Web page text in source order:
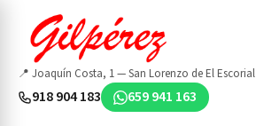
📍 Joaquín Costa, 1 — San Lorenzo de El Escorial
918 904 183 659 941 163